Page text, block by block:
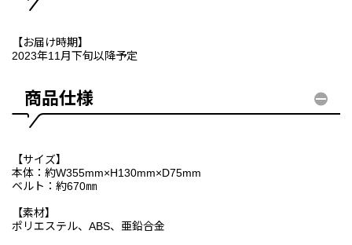
【お届け時期】
2023年11月下旬以降予定
商品仕様
【サイズ】
本体：約W355mm×H130mm×D75mm
ベルト：約670㎜
【素材】
ポリエステル、ABS、亜鉛合金